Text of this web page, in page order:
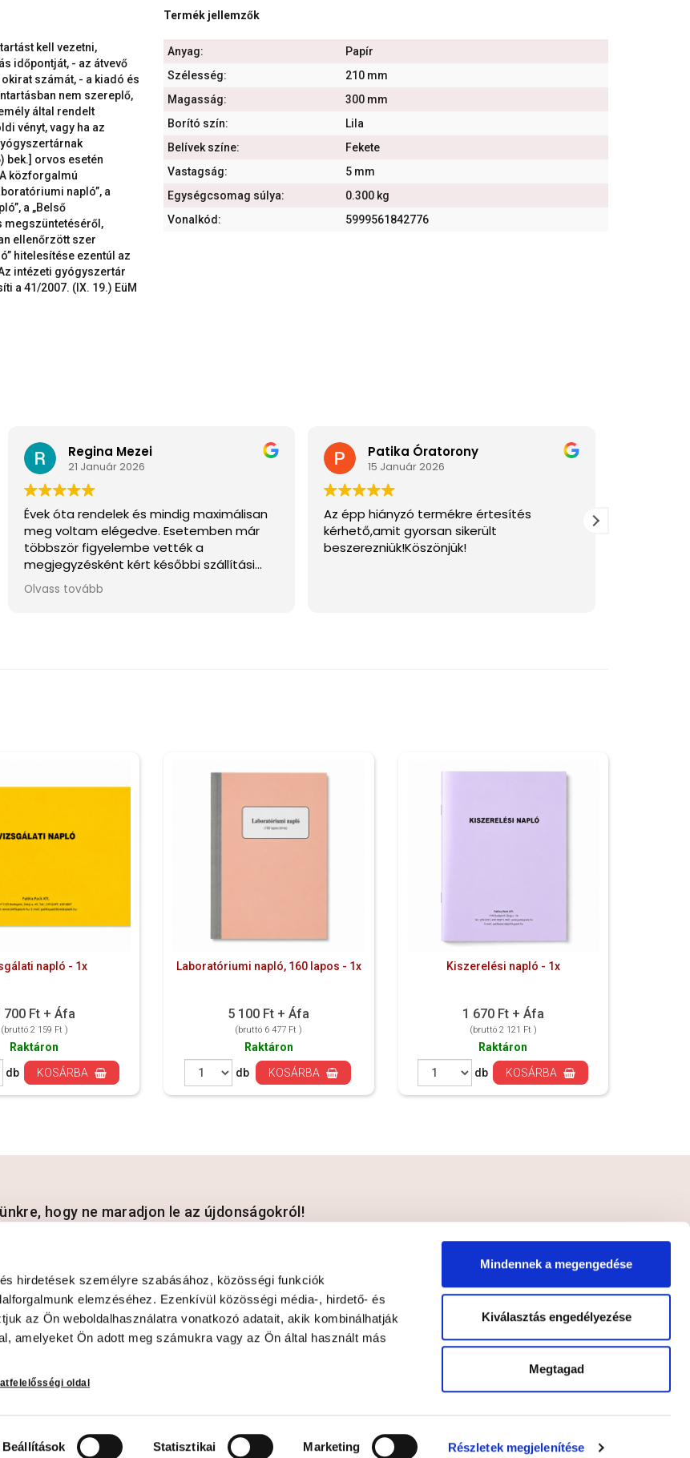
hirdetések személyre szabásához, közösségi funkciók
elemzéséhez. Ezenkívül közösségi média-, hirdető- és
az Ön weboldalhasználatra vonatkozó adatait, akik kombinálhatják
amelyeket Ön adott meg számukra vagy az Ön által használt más
oldal
Beállítások Statisztikai Marketing Részletek megjelenítése
Mindennek a megengedése
Kiválasztás engedélyezése
Megtagad
kell vezetni,
időpontját, - az átvevő
számát, - a kiadó és
nem szereplő,
által rendelt
vényt, vagy ha az
bek.] orvos esetén
közforgalmú
napló”, a
a „Belső
megszüntetéséről,
ellenőrzött szer
hitelesítése ezentúl az
intézeti gyógyszertár
a 41/2007. (IX. 19.) EüM
Termék jellemzők
Anyag:
Papír
Szélesség:
210 mm
Magasság:
300 mm
Borító szín:
Lila
Belívek színe:
Fekete
Vastagság:
5 mm
Egységcsomag súlya:
0.300 kg
Vonalkód:
5999561842776
Regina Mezei
21 Január 2026
Évek óta rendelek és mindig maximálisan
meg voltam elégedve. Esetemben már
többször figyelembe vették a
megjegyzésként kért későbbi szállítási
napot, eszerint időzítve a feladást, így
mindig át tudtam venni. Ez úton is nagyon
Olvass tovább
Patika Óratorony
15 Január 2026
Az épp hiányzó termékre értesítés
kérhető,amit gyorsan sikerült
beszerezniük!Köszönjük!
napló - 1x
700 Ft + Áfa
(bruttó 2 159 Ft )
Raktáron
db
KOSÁRBA
Laboratóriumi napló, 160 lapos - 1x
5 100 Ft + Áfa
(bruttó 6 477 Ft )
Raktáron
db
KOSÁRBA
Kiszerelési napló - 1x
1 670 Ft + Áfa
(bruttó 2 121 Ft )
Raktáron
db
KOSÁRBA
hogy ne maradjon le az újdonságokról!
és elfogadom azAdatvédelmi és adatkezelési szabályzatot